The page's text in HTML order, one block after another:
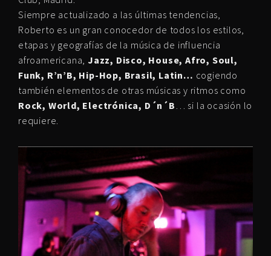
Siempre actualizado a las últimas tendencias,
Roberto es un gran conocedor de todos los estilos,
etapas y geografías de la música de influencia
afroamericana,Jazz, Disco, House, Afro, Soul,
Funk, R’n’B, Hip-Hop, Brasil, Latin… cogiendo
también elementos de otras músicas y ritmos como
Rock, World, Electrónica, D´n´B … si la ocasión lo
requiere.